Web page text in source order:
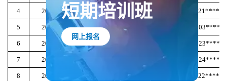
4 2605314103001100004 直淑影
5 2605314103001100005 钟瑶昕
6 2605314103001100006
7 2605314103001100007 女
8 2605314103001100008 高智
短期培训班
网上报名